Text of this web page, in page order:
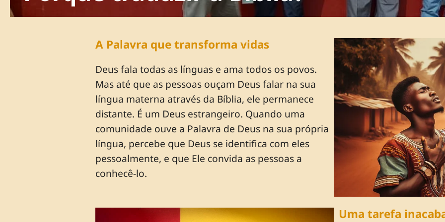
A Palavra que transforma vidas
Deus fala todas as línguas e ama todos os povos.
Mas até que as pessoas ouçam Deus falar na sua
língua materna através da Bíblia, ele permanece
distante. É um Deus estrangeiro. Quando uma
comunidade ouve a Palavra de Deus na sua própria
língua, percebe que Deus se identifica com eles
pessoalmente, e que Ele convida as pessoas a
conhecê-lo.
Uma tarefa